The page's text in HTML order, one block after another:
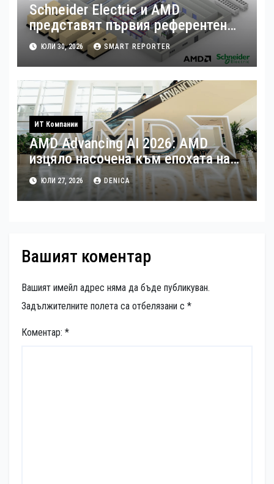
Schneider Electric и AMD
представят първия референтен
дизайн на платформата Helios за
ускорено изграждане на фабрики
за ИИ
ЮЛИ 30, 2026 SMART REPORTER
ИТ Компании
AMD Advancing AI 2026: AMD
изцяло насочена към епохата на
Агентния AI
ЮЛИ 27, 2026 DENICA
Вашият коментар
Вашият имейл адрес няма да бъде публикуван.
Задължителните полета са отбелязани с *
Коментар: *